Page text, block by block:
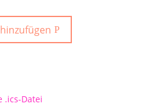
.ics-Datei